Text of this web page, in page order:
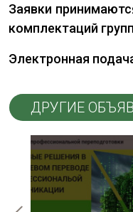
Заявки
комплектаций
Электронная
ДРУГИЕ